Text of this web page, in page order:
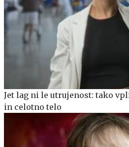
Jet lag ni le utrujenost: tako
in celotno telo